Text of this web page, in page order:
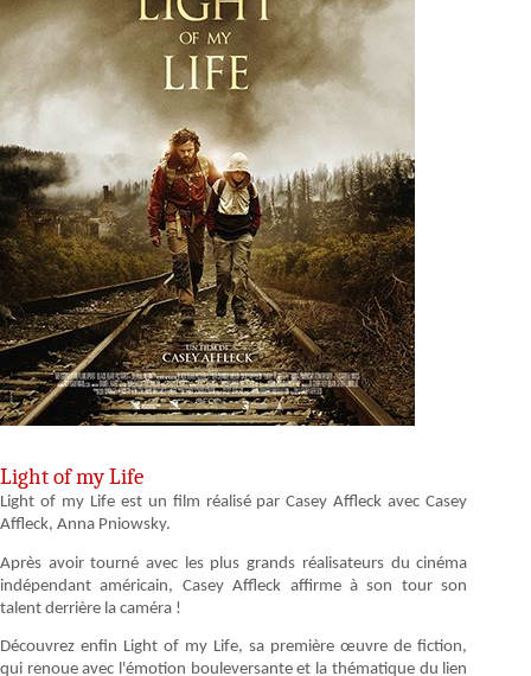
Light of my Life
Light of my Life est un film réalisé par Casey Affleck avec Casey
Affleck, Anna Pniowsky.
Après avoir tourné avec les plus grands réalisateurs du cinéma
indépendant américain, Casey Affleck affirme à son tour son
talent derrière la caméra !
Découvrez enfin Light of my Life, sa première œuvre de fiction,
qui renoue avec l'émotion bouleversante et la thématique du lien